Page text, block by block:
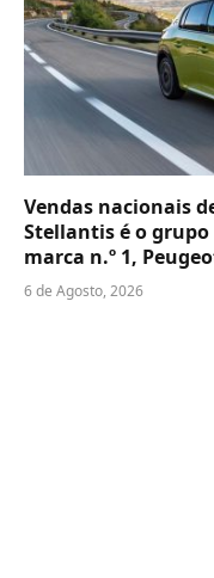
Vendas nacionais
Stellantis é o
marca n.º 1,
6 de Agosto, 2026